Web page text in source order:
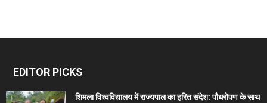
EDITOR PICKS
शिमला विश्वविद्यालय में राज्यपाल का हरित संदेश: पौधरोपण के साथ